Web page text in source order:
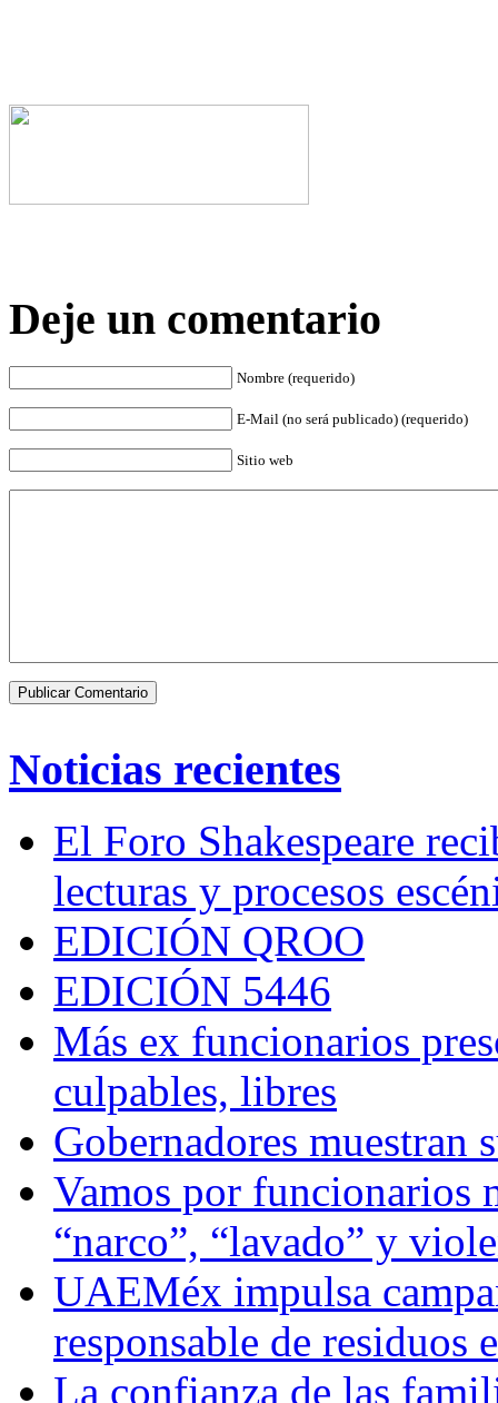
Deje un comentario
Nombre (requerido)
E-Mail (no será publicado) (requerido)
Sitio web
Noticias recientes
El Foro Shakespeare
lecturas y procesos
EDICIÓN QROO
EDICIÓN 5446
Más ex funcionarios
culpables, libres
Gobernadores muestran
Vamos por funcionarios
“narco”, “lavado” y
UAEMéx impulsa
responsable de residuos
La confianza de las